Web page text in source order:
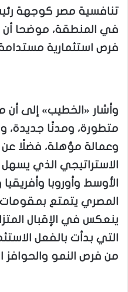
تنافسية مصر كوجهة
في المنطقة، موضحا أن
فرص استثمارية
وأشار «الخطيب» إلى أن
متطورة، ومدنًا جديدة،
وعمالة مؤهلة، فضلًا
الاستراتيجي الذي
الأوسط وأوروبا
المصري يتمتع بمقومات
ينعكس في الإقبال
التي بدأت بالفعل
من فرص النمو والحوافز